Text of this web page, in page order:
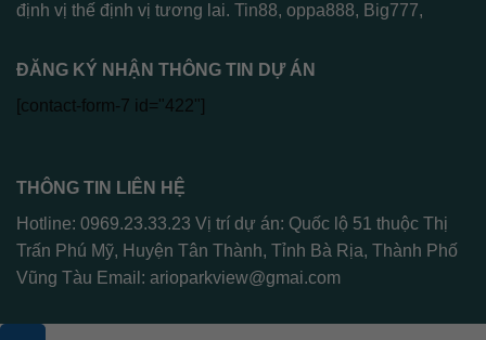
định vị thế định vị tương lai.
Tin88, oppa888, Big777,
ĐĂNG KÝ NHẬN THÔNG TIN DỰ ÁN
[contact-form-7 id="422"]
THÔNG TIN LIÊN HỆ
Hotline: 0969.23.33.23 Vị trí dự án: Quốc lộ 51 thuộc Thị
Trấn Phú Mỹ, Huyện Tân Thành, Tỉnh Bà Rịa, Thành Phố
Vũng Tàu Email: arioparkview@gmai.com